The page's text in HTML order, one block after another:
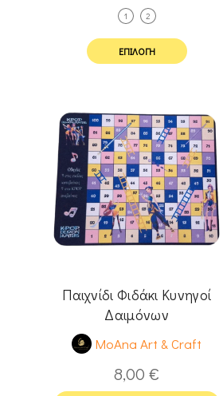
1 2
ΕΠΙΛΟΓΉ
Παιχνίδι Φιδάκι Κυνηγοί
Δαιμόνων
MoAna Art & Craft
8,00€